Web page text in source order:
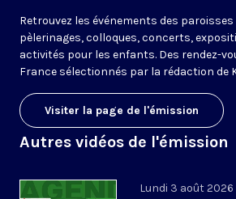
Retrouvez les événements des paroisses
pèlerinages, colloques, concerts,
activités pour les enfants. Des rendez-
France sélectionnés par la rédaction de
Visiter la page de l'émission
Autres vidéos de l'émission
Lundi 3 août 2026